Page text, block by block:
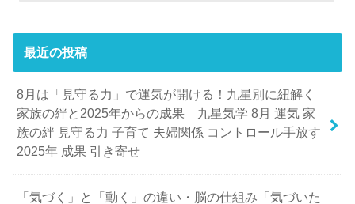
最近の投稿
8月は「見守る力」で運気が開ける！九星別に紐解く
家族の絆と2025年からの成果 九星気学 8月 運気 家
族の絆 見守る力 子育て 夫婦関係 コントロール手放す
2025年 成果 引き寄せ
「気づく」と「動く」の違い・脳の仕組み「気づいた